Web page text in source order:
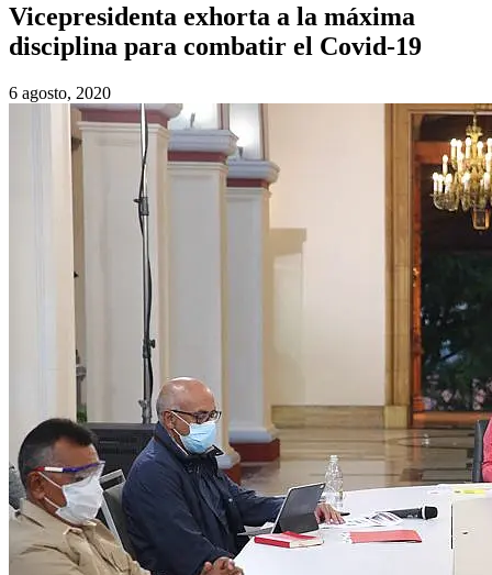
Vicepresidenta exhorta a la máxima
disciplina para combatir el Covid-19
6 agosto, 2020